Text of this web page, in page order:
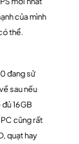
của mình
thể.
đang sử
sau nếu
16GB
cũng rất
quạt hay